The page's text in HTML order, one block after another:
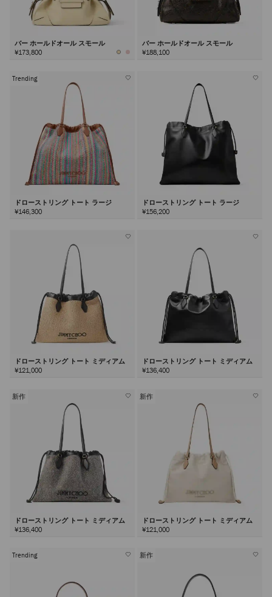
バー ホールドオール スモール
¥173,800
バー ホールドオール スモール
¥188,100
Trending
ドローストリング トート ラージ
¥146,300
ドローストリング トート ラージ
¥156,200
ドローストリング トート ミディアム
¥121,000
ドローストリング トート ミディアム
¥136,400
新作
ドローストリング トート ミディアム
¥136,400
新作
ドローストリング トート ミディアム
¥121,000
Trending 新作